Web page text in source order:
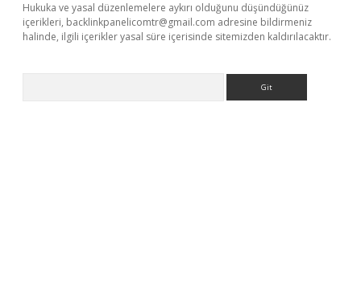
Hukuka ve yasal düzenlemelere aykırı olduğunu düşündüğünüz
içerikleri, backlinkpanelicomtr@gmail.com adresine bildirmeniz
halinde, ilgili içerikler yasal süre içerisinde sitemizden kaldırılacaktır.